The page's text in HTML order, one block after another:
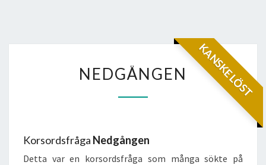
KANSKE LÖST
NEDGÅNGEN
NEDGÅNGEN
Korsordsfråga Nedgången
Detta var en korsordsfråga som många sökte på